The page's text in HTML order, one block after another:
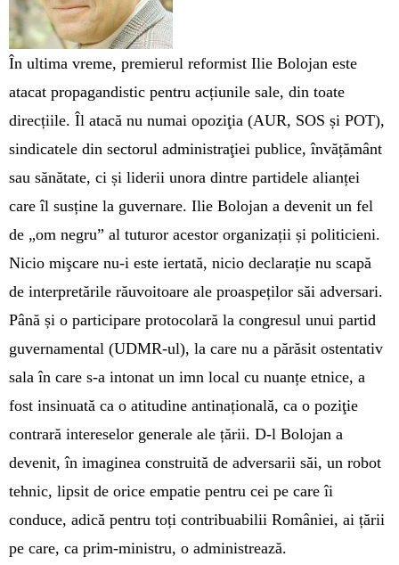
În ultima vreme, premierul reformist Ilie Bolojan este
atacat propagandistic pentru acțiunile sale, din toate
direcțiile. Îl atacă nu numai opoziţia (AUR, SOS și POT),
sindicatele din sectorul administraţiei publice, învățământ
sau sănătate, ci și liderii unora dintre partidele alianței
care îl susține la guvernare. Ilie Bolojan a devenit un fel
de „om negru” al tuturor acestor organizații și politicieni.
Nicio mişcare nu-i este iertată, nicio declarație nu scapă
de interpretările răuvoitoare ale proaspeților săi adversari.
Până și o participare protocolară la congresul unui partid
guvernamental (UDMR-ul), la care nu a părăsit ostentativ
sala în care s-a intonat un imn local cu nuanțe etnice, a
fost insinuată ca o atitudine antinațională, ca o poziţie
contrară intereselor generale ale țării. D-l Bolojan a
devenit, în ima­ginea construită de adversarii săi, un robot
tehnic, lipsit de orice empatie pentru cei pe care îi
conduce, adică pentru toți contribuabilii României, ai țării
pe care, ca prim-ministru, o administrează.